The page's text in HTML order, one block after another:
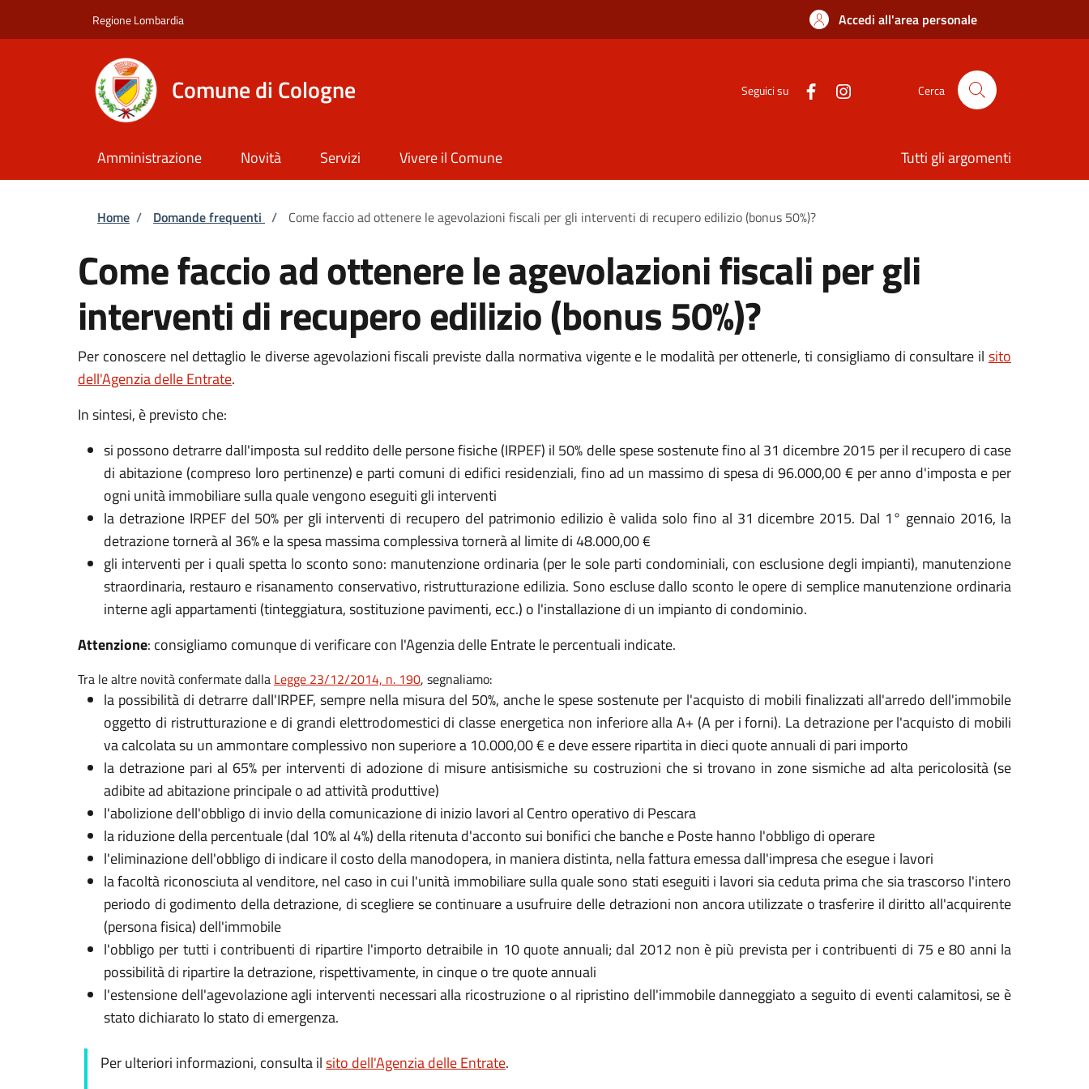
Regione Lombardia Accedi all'area personale
Comune di Cologne Seguici su Cerca
Amministrazione Novità Servizi Vivere il Comune Tutti gli argomenti
Briciole di pane
Home / Domande frequenti / Come faccio ad ottenere le agevolazioni fiscali per gli interventi di recupero edilizio (bonus 50%)?
Come faccio ad ottenere le agevolazioni fiscali per gli
interventi di recupero edilizio (bonus 50%)?
Per conoscere nel dettaglio le diverse agevolazioni fiscali previste dalla normativa vigente e le modalità per ottenerle, ti consigliamo di consultare il sito
dell'Agenzia delle Entrate.
In sintesi, è previsto che:
si possono detrarre dall'imposta sul reddito delle persone fisiche (IRPEF) il 50% delle spese sostenute fino al 31 dicembre 2015 per il recupero di case
di abitazione (compreso loro pertinenze) e parti comuni di edifici residenziali, fino ad un massimo di spesa di 96.000,00 € per anno d'imposta e per
ogni unità immobiliare sulla quale vengono eseguiti gli interventi
la detrazione IRPEF del 50% per gli interventi di recupero del patrimonio edilizio è valida solo fino al 31 dicembre 2015. Dal 1° gennaio 2016, la
detrazione tornerà al 36% e la spesa massima complessiva tornerà al limite di 48.000,00 €
gli interventi per i quali spetta lo sconto sono: manutenzione ordinaria (per le sole parti condominiali, con esclusione degli impianti), manutenzione
straordinaria, restauro e risanamento conservativo, ristrutturazione edilizia. Sono escluse dallo sconto le opere di semplice manutenzione ordinaria
interne agli appartamenti (tinteggiatura, sostituzione pavimenti, ecc.) o l'installazione di un impianto di condominio.
Attenzione: consigliamo comunque di verificare con l'Agenzia delle Entrate le percentuali indicate.
Tra le altre novità confermate dalla Legge 23/12/2014, n. 190, segnaliamo:
la possibilità di detrarre dall'IRPEF, sempre nella misura del 50%, anche le spese sostenute per l'acquisto di mobili finalizzati all'arredo dell'immobile
oggetto di ristrutturazione e di grandi elettrodomestici di classe energetica non inferiore alla A+ (A per i forni). La detrazione per l'acquisto di mobili
va calcolata su un ammontare complessivo non superiore a 10.000,00 € e deve essere ripartita in dieci quote annuali di pari importo
la detrazione pari al 65% per interventi di adozione di misure antisismiche su costruzioni che si trovano in zone sismiche ad alta pericolosità (se
adibite ad abitazione principale o ad attività produttive)
l'abolizione dell'obbligo di invio della comunicazione di inizio lavori al Centro operativo di Pescara
la riduzione della percentuale (dal 10% al 4%) della ritenuta d'acconto sui bonifici che banche e Poste hanno l'obbligo di operare
l'eliminazione dell'obbligo di indicare il costo della manodopera, in maniera distinta, nella fattura emessa dall'impresa che esegue i lavori
la facoltà riconosciuta al venditore, nel caso in cui l'unità immobiliare sulla quale sono stati eseguiti i lavori sia ceduta prima che sia trascorso l'intero
periodo di godimento della detrazione, di scegliere se continuare a usufruire delle detrazioni non ancora utilizzate o trasferire il diritto all'acquirente
(persona fisica) dell'immobile
l'obbligo per tutti i contribuenti di ripartire l'importo detraibile in 10 quote annuali; dal 2012 non è più prevista per i contribuenti di 75 e 80 anni la
possibilità di ripartire la detrazione, rispettivamente, in cinque o tre quote annuali
l'estensione dell'agevolazione agli interventi necessari alla ricostruzione o al ripristino dell'immobile danneggiato a seguito di eventi calamitosi, se è
stato dichiarato lo stato di emergenza.
Per ulteriori informazioni, consulta ilsito dell'Agenzia delle Entrate.